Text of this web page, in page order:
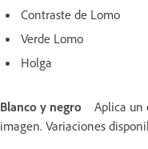
Contraste de Lomo
Verde Lomo
Holga
Blanco y negro
Aplica un
imagen. Variaciones